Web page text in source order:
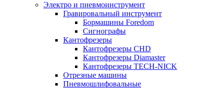
Электро и пневмоинструмент
Гравировальный инструмент
Бормашины Foredom
Сигнографы
Кантофрезеры
Кантофрезеры CHD
Кантофрезеры Diamaster
Кантофрезеры TECH-NICK
Отрезные машины
Пневмошлифовальные